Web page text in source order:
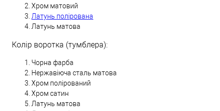
Хром матовий
Латунь полірована
Латунь матова
Колір воротка (тумблера):
Чорна фарба
Нержавіюча сталь матова
Хром полірований
Хром сатин
Латунь матова